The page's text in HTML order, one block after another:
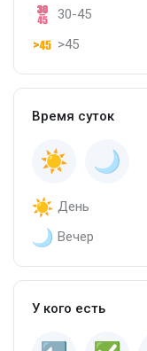
30-45
>45
Время суток
День
Вечер
У кого есть